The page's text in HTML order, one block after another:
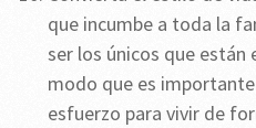
que incumbe a toda la
ser los únicos que están
modo que es
esfuerzo para vivir de